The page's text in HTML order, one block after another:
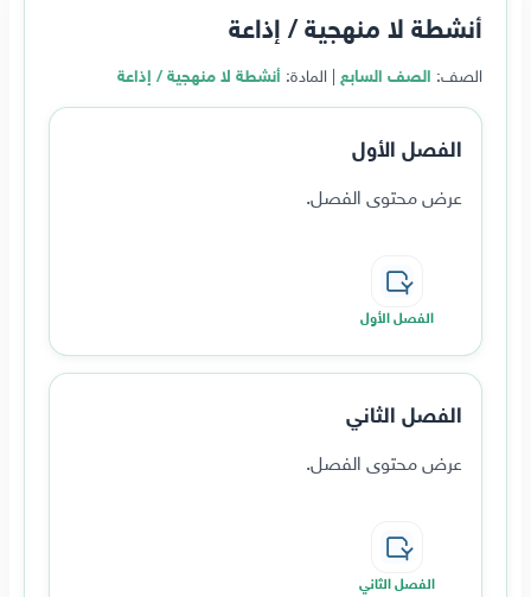
أنشطة لا منهجية / إذاعة
الصف: الصف السابع | المادة: أنشطة لا منهجية / إذاعة
الفصل الأول
عرض محتوى الفصل.
الفصل الأول
الفصل الثاني
عرض محتوى الفصل.
الفصل الثاني